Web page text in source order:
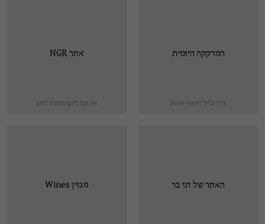
המרקקה היומית
הרי גליל יראון 2014
אתר NGR
אז קנו לכם מתנה לחג
האתר של דני בר מגזין Wines